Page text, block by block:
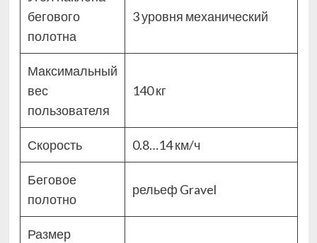
бегового
полотна
3 уровня механический
Максимальный
вес
пользователя
140 кг
Скорость 0.8…14 км/ч
Беговое
полотно
рельеф Gravel
Размер